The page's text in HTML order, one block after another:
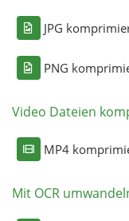
JPG
PNG
Video Dateien
MP4
Mit OCR